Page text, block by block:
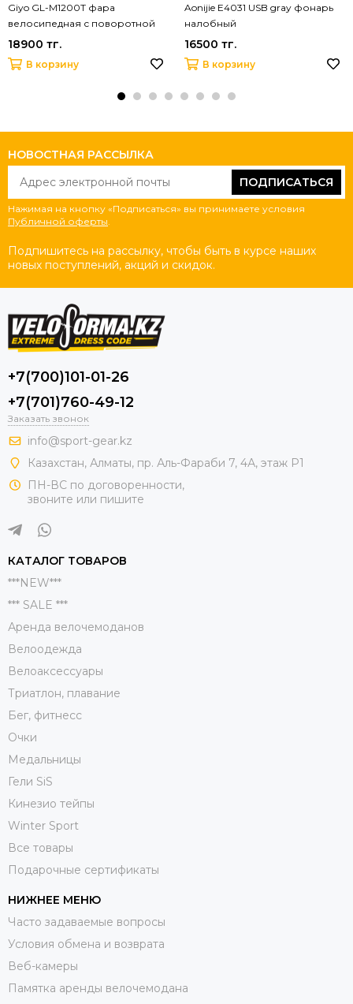
Giyo GL-M1200T фара
велосипедная с поворотной
линзой
18900 тг.
В корзину
Aonijie E4031 USB gray фонарь
налобный
16500 тг.
В корзину
НОВОСТНАЯ РАССЫЛКА
ПОДПИСАТЬСЯ
Нажимая на кнопку «Подписаться» вы принимаете условия
Публичной оферты
Подпишитесь на рассылку, чтобы быть в курсе наших
новых поступлений, акций и скидок.
+7(700)101-01-26
+7(701)760-49-12
Заказать звонок
info@sport-gear.kz
Казахстан, Алматы, пр. Аль-Фараби 7, 4А, этаж Р1
ПН-ВС по договоренности,
звоните или пишите
КАТАЛОГ ТОВАРОВ
***NEW***
*** SALE ***
Аренда велочемоданов
Велоодежда
Велоаксессуары
Триатлон, плавание
Бег, фитнесс
Очки
Медальницы
Гели SiS
Кинезио тейпы
Winter Sport
Все товары
Подарочные сертификаты
НИЖНЕЕ МЕНЮ
Часто задаваемые вопросы
Условия обмена и возврата
Веб-камеры
Памятка аренды велочемодана